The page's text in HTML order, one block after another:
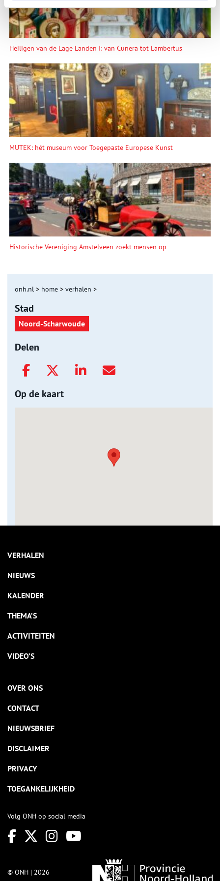
Heiligen van de Lage Landen I: van Cunera tot Lambertus
MUTEK: hét museum voor Toegepaste Europese Kunst
Historische Vereniging Amstelveen zoekt mensen op
onh.nl > home > verhalen >
Stad
Noord-Scharwoude
Delen
Op de kaart
VERHALEN
NIEUWS
KALENDER
THEMA’S
ACTIVITEITEN
VIDEO’S
OVER ONS
CONTACT
NIEUWSBRIEF
DISCLAIMER
PRIVACY
TOEGANKELIJKHEID
Volg ONH op social media
© ONH | 2026